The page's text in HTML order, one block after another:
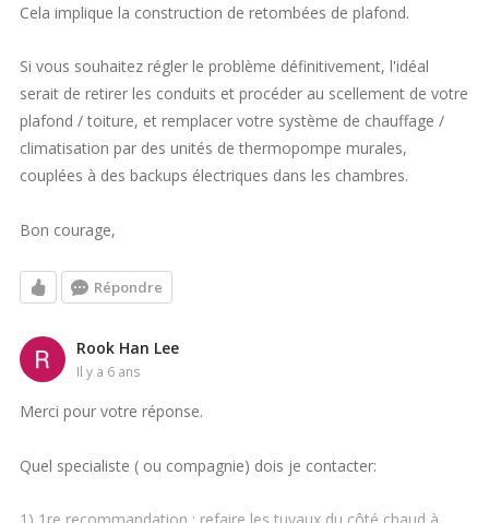
Cela implique la construction de retombées de plafond.
Si vous souhaitez régler le problème définitivement, l'idéal
serait de retirer les conduits et procéder au scellement de votre
plafond / toiture, et remplacer votre système de chauffage /
climatisation par des unités de thermopompe murales,
couplées à des backups électriques dans les chambres.
Bon courage,
Répondre
Rook Han Lee
il y a 6 ans
Merci pour votre réponse.
Quel specialiste ( ou compagnie) dois je contacter: